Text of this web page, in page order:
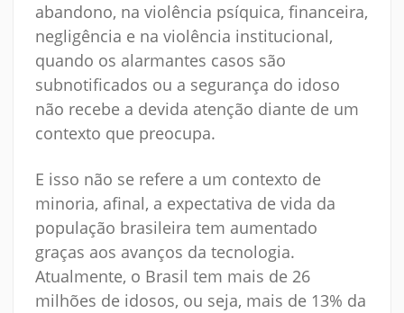
abandono, na violência psíquica, financeira,
negligência e na violência institucional,
quando os alarmantes casos são
subnotificados ou a segurança do idoso
não recebe a devida atenção diante de um
contexto que preocupa.
E isso não se refere a um contexto de
minoria, afinal, a expectativa de vida da
população brasileira tem aumentado
graças aos avanços da tecnologia.
Atualmente, o Brasil tem mais de 26
milhões de idosos, ou seja, mais de 13% da